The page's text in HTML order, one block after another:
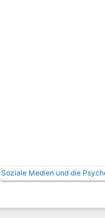
Soziale Medien und die